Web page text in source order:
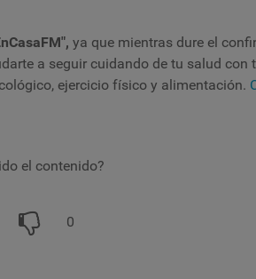
ya que mientras dure el
a seguir cuidando de tu salud con
ejercicio físico y alimentación.
el contenido?
0